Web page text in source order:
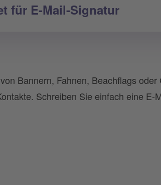
für E-Mail-Signatur
Bannern, Fahnen, Beachflags
Schreiben Sie einfach eine E-